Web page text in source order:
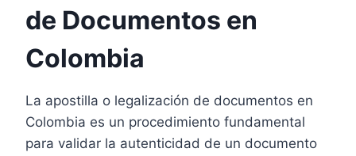
de Documentos en
Colombia
La apostilla o legalización de documentos en
Colombia es un procedimiento fundamental
para validar la autenticidad de un documento